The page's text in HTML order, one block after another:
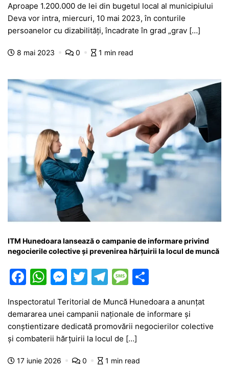
c
e
b
o
o
k
at
s
A
p
p
s
s
e
n
g
er
itt
er
e
gr
a
s
s
a
e
ta
je
ă
Aproape 1.200.000 de lei din bugetul local al municipiului
Deva vor intra, miercuri, 10 mai 2023, în conturile
persoanelor cu dizabilități, încadrate în grad „grav […]
8 mai 2023 0 1 min read
ITM Hunedoara lansează o campanie de informare privind
negocierile colective și prevenirea hărțuirii la locul de muncă
F
c
e
b
o
W
at
s
A
p
M
s
s
e
n
T
itt
er
T
e
gr
a
m
M
s
s
a
g
ta
je
Inspectoratul Teritorial de Muncă Hunedoara a anunțat
demararea unei campanii naționale de informare și
conștientizare dedicată promovării negocierilor colective
și combaterii hărțuirii la locul de […]
17 iunie 2026 0 1 min read